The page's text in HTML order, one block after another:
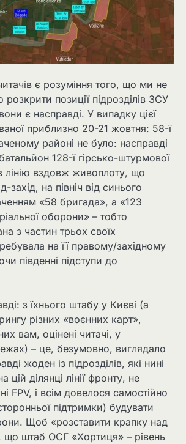
є розуміння того, що ми не
позиції підрозділів ЗСУ
є насправді. У випадку цієї
приблизно 20-21 жовтня: 58-ї
районі не було: насправді
128-ї гірсько-штурмової
лінію вздовж живоплоту, що
захід, на північ від синього
«58 бригада», а «123
оборони» – тобто
з частин трьох своїх
на її правому/західному
південні підступи до
з їхнього штабу у Києві (а
різних «воєнних карт»,
вам, оцінені читачі, у
– це, безумовно, виглядало
жоден із підрозділів, які нині
цій ділянці лінії фронту, не
FPV, і всім довелося самостійно
підтримки) будувати
Щоб «розставити крапку над
що штаб ОСГ «Хортиця» – рівень